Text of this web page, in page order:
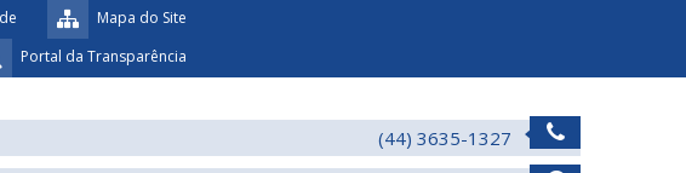
Mapa do Site
Portal da Transparência
(44) 3635-1327